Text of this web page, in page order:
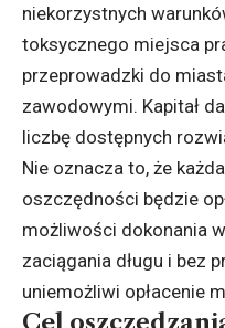
niekorzystnych
toksycznego miejsca
przeprowadzki do
zawodowymi. Kapitał
liczbę dostępnych
Nie oznacza to, że
oszczędności będzie
możliwości dokonania
zaciągania długu i bez
uniemożliwi opłacenie
Cel